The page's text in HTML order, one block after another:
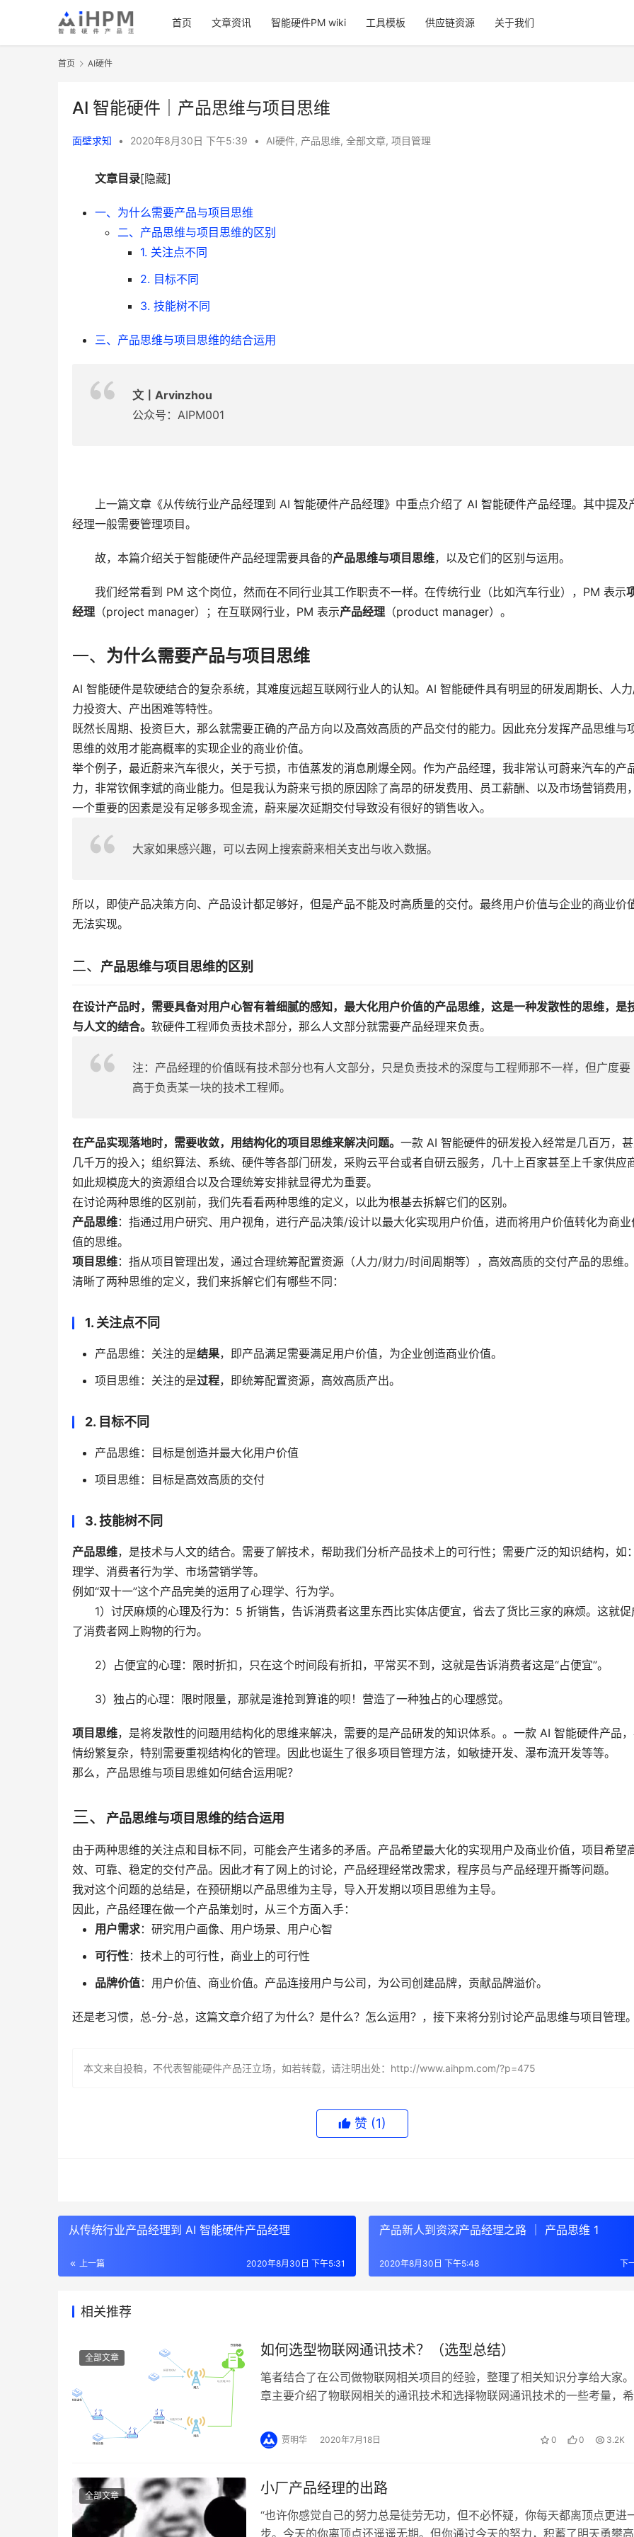
首页 文章资讯 智能硬件PM wiki 工具模板 供应链资源 关于我们
首页 AI硬件
AI 智能硬件｜产品思维与项目思维
面壁求知 • 2020年8月30日 下午5:39 • AI硬件, 产品思维, 全部文章, 项目管理
文章目录[隐藏]
一、为什么需要产品与项目思维
二、产品思维与项目思维的区别
1. 关注点不同
2. 目标不同
3. 技能树不同
三、产品思维与项目思维的结合运用
文丨Arvinzhou
公众号：AIPM001
上一篇文章《从传统行业产品经理到 AI 智能硬件产品经理》中重点介绍了 AI 智能硬件产品经理。其中提及
经理一般需要管理项目。
故，本篇介绍关于智能硬件产品经理需要具备的产品思维与项目思维，以及它们的区别与运用。
我们经常看到 PM 这个岗位，然而在不同行业其工作职责不一样。在传统行业（比如汽车行业），PM 表示
经理 （project manager）；在互联网行业，PM 表示产品经理 （product manager）。
一、 为什么需要产品与项目思维
AI 智能硬件是软硬结合的复杂系统，其难度远超互联网行业人的认知。AI 智能硬件具有明显的研发周期长、人
力投资大、产出困难等特性。
既然长周期、投资巨大，那么就需要正确的产品方向以及高效高质的产品交付的能力。因此充分发挥产品思维与
思维的效用才能高概率的实现企业的商业价值。
举个例子，最近蔚来汽车很火，关于亏损，市值蒸发的消息刷爆全网。作为产品经理，我非常认可蔚来汽车的产
力，非常钦佩李斌的商业能力。但是我认为蔚来亏损的原因除了高昂的研发费用、员工薪酬、以及市场营销费用
一个重要的因素是没有足够多现金流，蔚来屡次延期交付导致没有很好的销售收入。
大家如果感兴趣，可以去网上搜索蔚来相关支出与收入数据。
所以，即使产品决策方向、产品设计都足够好，但是产品不能及时高质量的交付。最终用户价值与企业的商业价
无法实现。
二、 产品思维与项目思维的区别
在设计产品时，需要具备对用户心智有着细腻的感知，最大化用户价值的产品思维，这是一种发散性的思维，是
与人文的结合。 软硬件工程师负责技术部分，那么人文部分就需要产品经理来负责。
注：产品经理的价值既有技术部分也有人文部分，只是负责技术的深度与工程师那不一样，但广度要
高于负责某一块的技术工程师。
在产品实现落地时，需要收敛，用结构化的项目思维来解决问题。 一款 AI 智能硬件的研发投入经常是几百万，
几千万的投入；组织算法、系统、硬件等各部门研发，采购云平台或者自研云服务，几十上百家甚至上千家供应
如此规模庞大的资源组合以及合理统筹安排就显得尤为重要。
在讨论两种思维的区别前，我们先看看两种思维的定义，以此为根基去拆解它们的区别。
产品思维：指通过用户研究、用户视角，进行产品决策/设计以最大化实现用户价值，进而将用户价值转化为商业
值的思维。
项目思维：指从项目管理出发，通过合理统筹配置资源（人力/财力/时间周期等），高效高质的交付产品的思维
清晰了两种思维的定义，我们来拆解它们有哪些不同：
1. 关注点不同
产品思维：关注的是结果，即产品满足需要满足用户价值，为企业创造商业价值。
项目思维：关注的是过程，即统筹配置资源，高效高质产出。
2. 目标不同
产品思维：目标是创造并最大化用户价值
项目思维：目标是高效高质的交付
3. 技能树不同
产品思维，是技术与人文的结合。需要了解技术，帮助我们分析产品技术上的可行性；需要广泛的知识结构，如
理学、消费者行为学、市场营销学等。
例如“双十一”这个产品完美的运用了心理学、行为学。
1）讨厌麻烦的心理及行为：5 折销售，告诉消费者这里东西比实体店便宜，省去了货比三家的麻烦。这就促
了消费者网上购物的行为。
2）占便宜的心理：限时折扣，只在这个时间段有折扣，平常买不到，这就是告诉消费者这是“占便宜”。
3）独占的心理：限时限量，那就是谁抢到算谁的呗！营造了一种独占的心理感觉。
项目思维，是将发散性的问题用结构化的思维来解决，需要的是产品研发的知识体系。。一款 AI 智能硬件产品
情纷繁复杂，特别需要重视结构化的管理。因此也诞生了很多项目管理方法，如敏捷开发、瀑布流开发等等。
那么，产品思维与项目思维如何结合运用呢？
三、 产品思维与项目思维的结合运用
由于两种思维的关注点和目标不同，可能会产生诸多的矛盾。产品希望最大化的实现用户及商业价值，项目希望
效、可靠、稳定的交付产品。因此才有了网上的讨论，产品经理经常改需求，程序员与产品经理开撕等问题。
我对这个问题的总结是，在预研期以产品思维为主导，导入开发期以项目思维为主导。
因此，产品经理在做一个产品策划时，从三个方面入手：
用户需求：研究用户画像、用户场景、用户心智
可行性：技术上的可行性，商业上的可行性
品牌价值：用户价值、商业价值。产品连接用户与公司，为公司创建品牌，贡献品牌溢价。
还是老习惯，总-分-总，这篇文章介绍了为什么？是什么？怎么运用？，接下来将分别讨论产品思维与项目管理
本文来自投稿，不代表智能硬件产品汪立场，如若转载，请注明出处：http://www.aihpm.com/?p=475
赞 (1)
从传统行业产品经理到 AI 智能硬件产品经理
上一篇 2020年8月30日 下午5:31
产品新人到资深产品经理之路 ｜ 产品思维 1
下
2020年8月30日 下午5:48
相关推荐
全部文章 如何选型物联网通讯技术？（选型总结）
笔者结合了在公司做物联网相关项目的经验，整理了相关知识分享给大家
章主要介绍了物联网相关的通讯技术和选择物联网通讯技术的一些考量，
贾明华 2020年7月18日 0 0 3.2K
全部文章 小厂产品经理的出路
“也许你感觉自己的努力总是徒劳无功，但不必怀疑，你每天都离顶点更进
步。今天的你离顶点还遥遥无期。但你通过今天的努力，积蓄了明天勇攀